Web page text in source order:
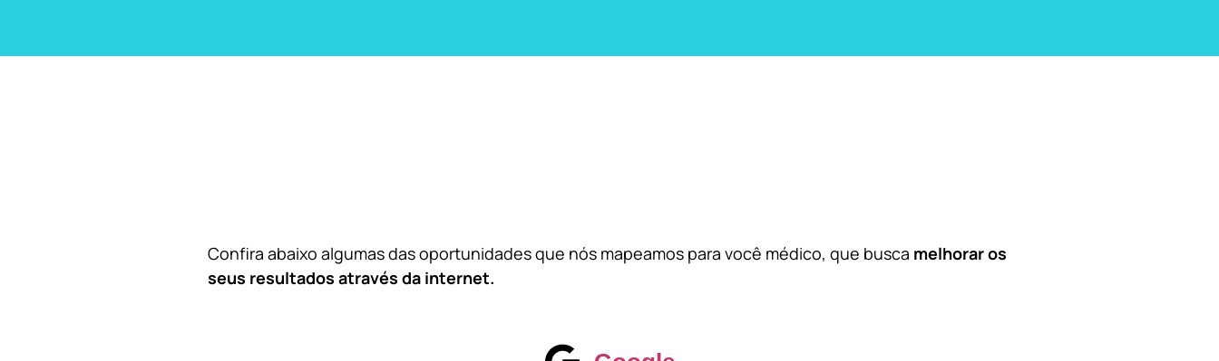
Confira abaixo algumas das oportunidades que nós mapeamos para você médico, que busca melhorar os
seus resultados através da internet.